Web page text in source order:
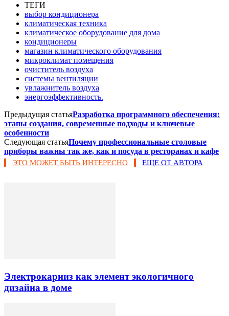
ТЕГИ
выбор кондиционера
климатическая техника
климатическое оборудование для дома
кондиционеры
магазин климатического оборудования
микроклимат помещения
очиститель воздуха
системы вентиляции
увлажнитель воздуха
энергоэффективность.
Предыдущая статьяРазработка программного обеспечения:
этапы создания, современные подходы и ключевые
особенности
Следующая статьяПочему профессиональные столовые
приборы важны так же, как и посуда в ресторанах и кафе
ЭТО МОЖЕТ БЫТЬ ИНТЕРЕСНО ЕЩЕ ОТ АВТОРА
Электрокарниз как элемент экологичного
дизайна в доме